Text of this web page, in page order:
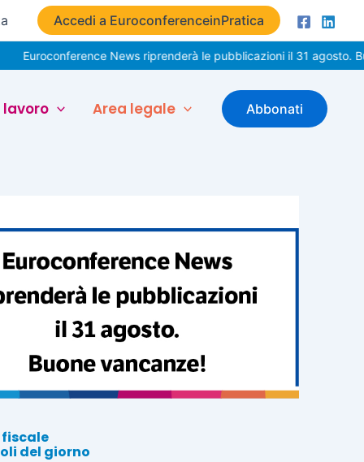
Accedi a EuroconferenceinPratica
News riprenderà le pubblicazioni il 31 agosto. Buone
lavoro Area legale Abbonati
del giorno